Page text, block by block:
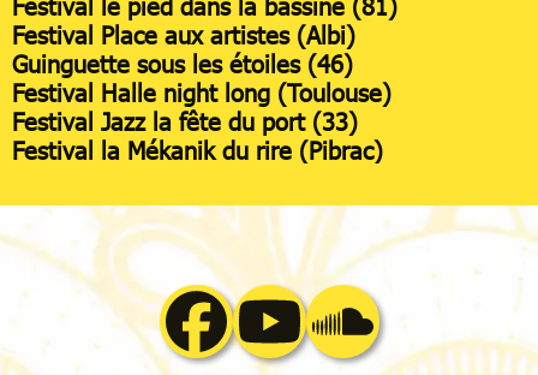
Festival Place aux artistes (Albi)
Guinguette sous les étoiles (46)
Festival Halle night long (Toulouse)
Festival Jazz la fête du port (33)
Festival la Mékanik du rire (Pibrac)